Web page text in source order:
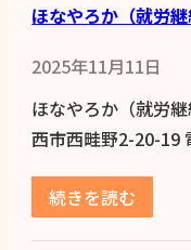
ほなやろか（就労継
2025年11月11日
ほなやろか（就労
西市西畦野2-20-19
続きを読む